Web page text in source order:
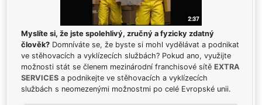
Myslíte si, že jste spolehlivý, zručný a fyzicky zdatný
člověk? Domníváte se, že byste si mohl vydělávat a podnikat
ve stěhovacích a vyklízecích službách? Pokud ano, využijte
možnosti stát se členem mezinárodní franchisové sítě EXTRA
SERVICES a podnikejte ve stěhovacích a vyklízecích
službách s neomezenými možnostmi po celé Evropské unii.